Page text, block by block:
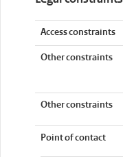
Access constraints
Other constraints
Other constraints
Point of contact